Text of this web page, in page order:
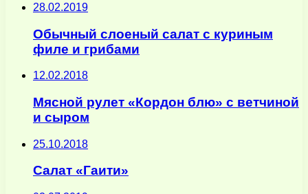
28.02.2019
Обычный слоеный салат с куриным
филе и грибами
12.02.2018
Мясной рулет «Кордон блю» с ветчиной
и сыром
25.10.2018
Салат «Гаити»